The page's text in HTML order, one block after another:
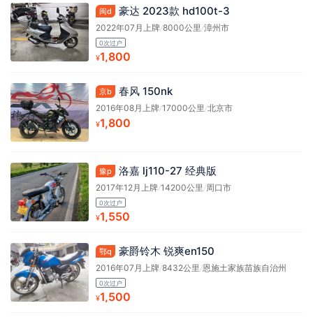
闽d 豪达 2023款 hd100t-3
2022年07月上牌/8000公里/漳州市
0次过户
¥1,800
京b 春风 150nk
2016年08月上牌/17000公里 /北京市
¥1,800
豫p 洛嘉 lj110-27 经典版
2017年12月上牌/14200公里 /周口市
0次过户
¥1,550
鄂q 豪爵铃木 锐爽en150
2016年07月上牌/8432公里 /恩施土家族苗族自治州
0次过户
¥1,500